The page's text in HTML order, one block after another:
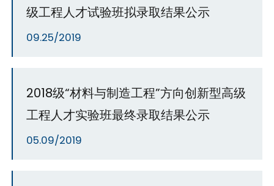
级工程人才试验班拟录取结果公示
09.25/2019
2018级“材料与制造工程”方向创新型高级
工程人才实验班最终录取结果公示
05.09/2019